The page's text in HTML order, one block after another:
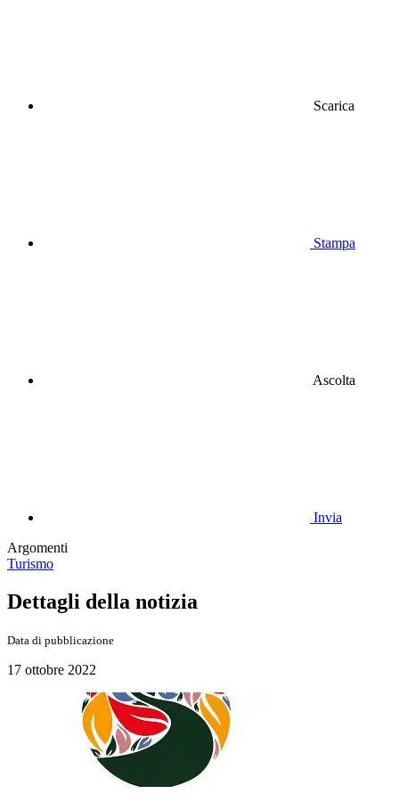
Scarica
Stampa
Ascolta
Invia
Argomenti
Turismo
Dettagli della notizia
Data di pubblicazione
17 ottobre 2022